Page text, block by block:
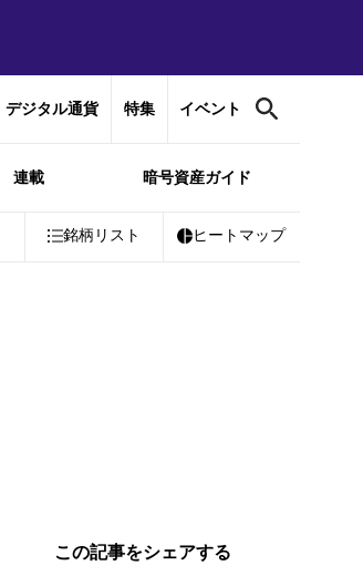
デジタル通貨 特集 イベント
連載 暗号資産ガイド
+0.87% Ethereum ￥302,461
銘柄リスト ヒートマップ
この記事をシェアする